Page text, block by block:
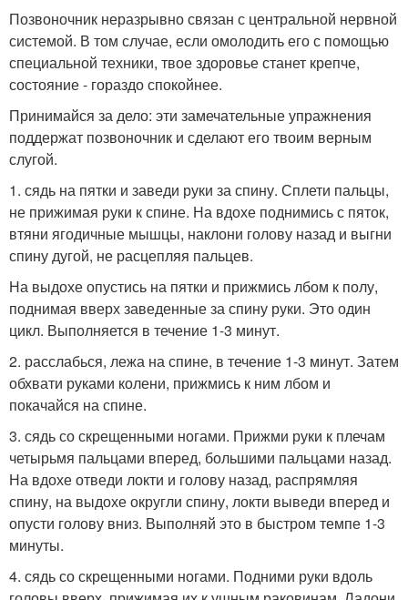
Позвоночник неразрывно связан с центральной нервной
системой. В том случае, если омолодить его с помощью
специальной техники, твое здоровье станет крепче,
состояние - гораздо спокойнее.
Принимайся за дело: эти замечательные упражнения
поддержат позвоночник и сделают его твоим верным
слугой.
1. сядь на пятки и заведи руки за спину. Сплети пальцы,
не прижимая руки к спине. На вдохе поднимись с пяток,
втяни ягодичные мышцы, наклони голову назад и выгни
спину дугой, не расцепляя пальцев.
На выдохе опустись на пятки и прижмись лбом к полу,
поднимая вверх заведенные за спину руки. Это один
цикл. Выполняется в течение 1-3 минут.
2. расслабься, лежа на спине, в течение 1-3 минут. Затем
обхвати руками колени, прижмись к ним лбом и
покачайся на спине.
3. сядь со скрещенными ногами. Прижми руки к плечам
четырьмя пальцами вперед, большими пальцами назад.
На вдохе отведи локти и голову назад, распрямляя
спину, на выдохе округли спину, локти выведи вперед и
опусти голову вниз. Выполняй это в быстром темпе 1-3
минуты.
4. сядь со скрещенными ногами. Подними руки вдоль